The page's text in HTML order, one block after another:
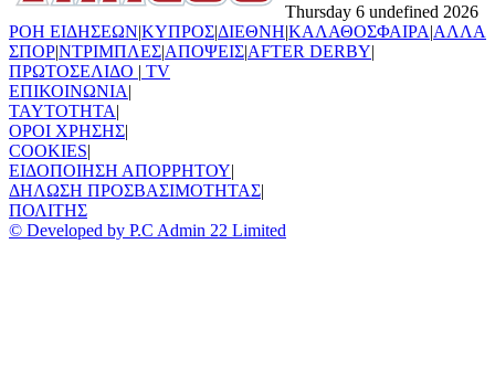
Thursday 6 undefined 2026
ΡΟΗ ΕΙΔΗΣΕΩΝ|ΚΥΠΡΟΣ|ΔΙΕΘΝΗ|ΚΑΛΑΘΟΣΦΑΙΡΑ|ΑΛΛΑ
ΣΠΟΡ|ΝΤΡΙΜΠΛΕΣ|ΑΠΟΨΕΙΣ|AFTER DERBY|
ΠΡΩΤΟΣΕΛΙΔΟ | TV
ΕΠΙΚΟΙΝΩΝΙΑ|
TAYTOTHTA|
ΟΡΟΙ ΧΡΗΣΗΣ|
COOKIES|
ΕΙΔΟΠΟΙΗΣΗ ΑΠΟΡΡΗΤΟΥ|
ΔΗΛΩΣΗ ΠΡΟΣΒΑΣΙΜΟΤΗΤΑΣ|
ΠΟΛΙΤΗΣ
© Developed by P.C Admin 22 Limited